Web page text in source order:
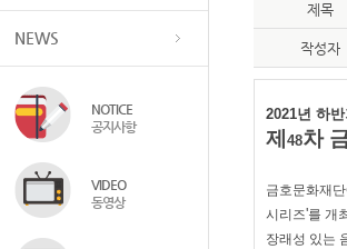
NEWS
NOTICE
공지사항
VIDEO
동영상
제목
작성자
2021년 하
제 48차
금호문화재
시리즈'를 개
장래성 있는